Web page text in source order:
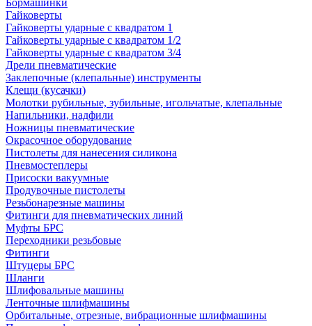
Бормашинки
Гайковерты
Гайковерты ударные с квадратом 1
Гайковерты ударные с квадратом 1/2
Гайковерты ударные с квадратом 3/4
Дрели пневматические
Заклепочные (клепальные) инструменты
Клещи (кусачки)
Молотки рубильные, зубильные, игольчатые, клепальные
Напильники, надфили
Ножницы пневматические
Окрасочное оборудование
Пистолеты для нанесения силикона
Пневмостеплеры
Присоски вакуумные
Продувочные пистолеты
Резьбонарезные машины
Фитинги для пневматических линий
Муфты БРС
Переходники резьбовые
Фитинги
Штуцеры БРС
Шланги
Шлифовальные машины
Ленточные шлифмашины
Орбитальные, отрезные, вибрационные шлифмашины